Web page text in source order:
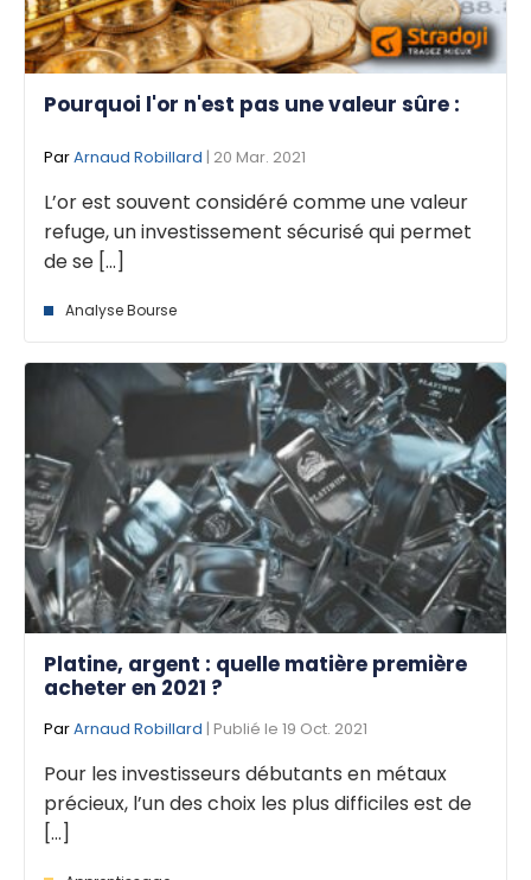
Pourquoi l'or n'est pas une valeur sûre :
ParArnaud Robillard | 20 Mar. 2021
L’or est souvent considéré comme une valeur
refuge, un investissement sécurisé qui permet
de se [...]
Analyse Bourse
Platine, argent : quelle matière première
acheter en 2021 ?
ParArnaud Robillard | Publié le 19 Oct. 2021
Pour les investisseurs débutants en métaux
précieux, l’un des choix les plus difficiles est de
[...]